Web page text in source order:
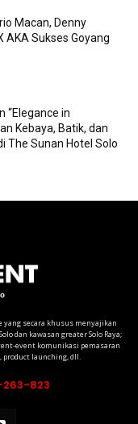
Macan, Denny
AKA Sukses Goyang
“Elegance in
Kebaya, Batik, dan
The Sunan Hotel Solo
yang secara khusus menyajikan
dan kawasan greater Solo Raya;
event komunikasi pemasaran
product launching, dll.
263-823